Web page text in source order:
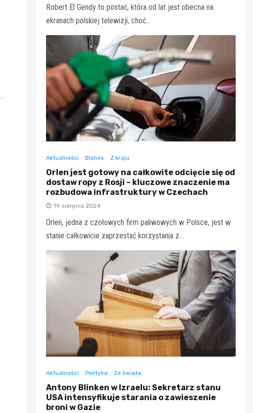
Robert El Gendy to postać, która od lat jest obecna na
ekranach polskiej telewizji, choć…
Aktualności Biznes Z kraju
Orlen jest gotowy na całkowite odcięcie się od
dostaw ropy z Rosji – kluczowe znaczenie ma
rozbudowa infrastruktury w Czechach
19 sierpnia 2024
Orlen, jedna z czołowych firm paliwowych w Polsce, jest w
stanie całkowicie zaprzestać korzystania z…
Aktualności Polityka Ze świata
Antony Blinken w Izraelu: Sekretarz stanu
USA intensyfikuje starania o zawieszenie
broni w Gazie